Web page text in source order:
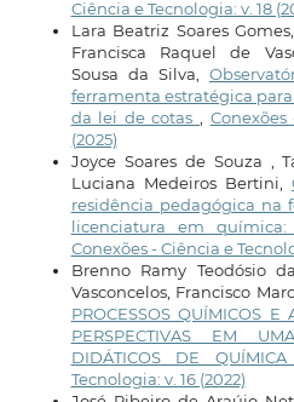
Ciência e Tecnologia: v. 18
Lara Beatriz Soares
Francisca Raquel de
Sousa da Silva,
ferramenta estratégica
da lei de cotas,
(2025)
Joyce Soares de Souza ,
Luciana Medeiros Bertini,
residência pedagógica na
licenciatura em
Conexões - Ciência e
Brenno Ramy Teodósio
Vasconcelos, Francisco
PROCESSOS QUÍMICOS E
PERSPECTIVAS EM
DIDÁTICOS DE
Tecnologia: v. 16 (2022)